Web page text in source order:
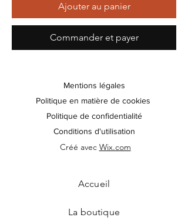
Ajouter au panier
Commander et payer
Mentions légales
Politique en matière de cookies
Politique de confidentialité
Conditions d'utilisation
Créé avec Wix.com
Accueil
La boutique